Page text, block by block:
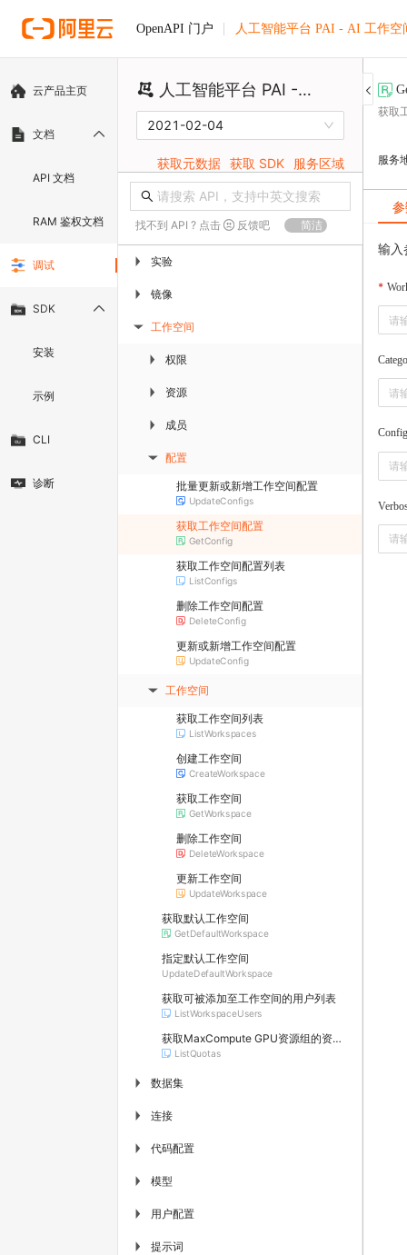
OpenAPI 门户 人工智能平台 PAI - AI 工作空
云产品主页
文档
API 文档
RAM 鉴权文档
调试
SDK
安装
示例
CLI
诊断
人工智能平台 PAI - AI 工作空间
2021-02-04
获取元数据 获取 SDK 服务区域
找不到 API ? 点击 反馈吧 简洁
▶ 实验
▶ 镜像
▶ 工作空间
▶ 权限
▶ 资源
▶ 成员
▶ 配置
批量更新或新增工作空间配置
UpdateConfigs
获取工作空间配置
GetConfig
获取工作空间配置列表
ListConfigs
删除工作空间配置
DeleteConfig
更新或新增工作空间配置
UpdateConfig
▶ 工作空间
获取工作空间列表
ListWorkspaces
创建工作空间
CreateWorkspace
获取工作空间
GetWorkspace
删除工作空间
DeleteWorkspace
更新工作空间
UpdateWorkspace
获取默认工作空间
GetDefaultWorkspace
指定默认工作空间
UpdateDefaultWorkspace
获取可被添加至工作空间的用户列表
ListWorkspaceUsers
获取MaxCompute GPU资源组的资源配额列表
ListQuotas
▶ 数据集
▶ 连接
▶ 代码配置
▶ 模型
▶ 用户配置
▶ 提示词
获取
服务
输入